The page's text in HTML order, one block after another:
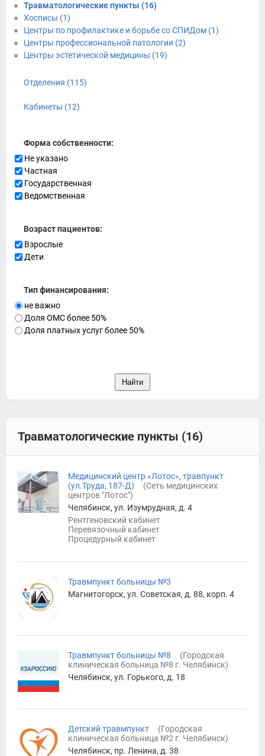
Травматологические пункты (16)
Хосписы (1)
Центры по профилактике и борьбе со СПИДом (1)
Центры профессиональной патологии (2)
Центры эстетической медицины (19)
Отделения (115)
Кабинеты (12)
Форма собственности:
Не указано
Частная
Государственная
Ведомственная
Возраст пациентов:
Взрослые
Дети
Тип финансирования:
не важно
Доля ОМС более 50%
Доля платных услуг более 50%
Травматологические пункты (16)
Медицинский центр «Лотос», травпункт
(ул.Труда, 187-Д)
(Сеть медицинских
центров "Лотос")
Челябинск, ул. Изумрудная, д. 4
Рентгеновский кабинет
Перевязочный кабинет
Процедурный кабинет
Травмпункт больницы №3
Магнитогорск, ул. Советская, д. 88, корп. 4
Травмпункт больницы №8 (Городская
клиническая больница №8 г. Челябинск)
Челябинск, ул. Горького, д. 18
Детский травмпункт (Городская
клиническая больница №2 г. Челябинск)
Челябинск, пр. Ленина, д. 38